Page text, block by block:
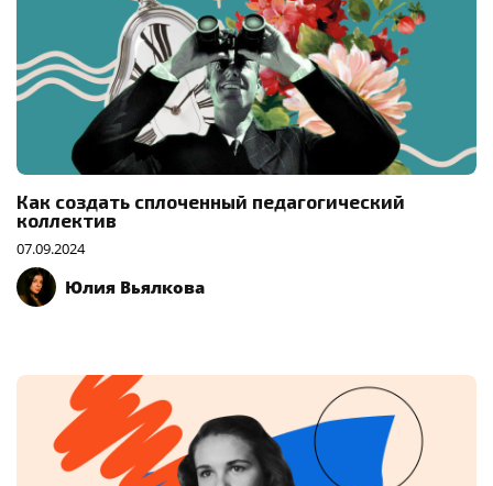
Как создать сплоченный педагогический
коллектив
07.09.2024
Юлия Вьялкова